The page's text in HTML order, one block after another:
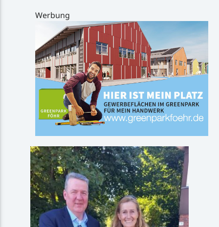
Werbung